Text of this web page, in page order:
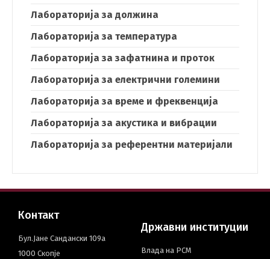
Лабораторија за должина
Лабораторија за температура
Лабораторија за зафатнина и проток
Лабораторија за електрични големини
Лабораторија за време и фреквенција
Лабораторија за акустика и вибрации
Лабораторија за референтни материјали
Контакт
Бул.Јане Сандански 109а
1000 Скопје
Државни институции
Влада на РСМ
македонски
English